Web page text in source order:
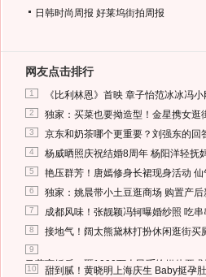
日韩时尚周报 好莱坞街拍周报
网友点击排行
1 《比利林恩》首映 章子怡范冰冰冯
2 独家：买菜也要拗造型！金星携女逛
3 京东和奶茶哪个更重要？刘强东的回
4 杨威晒照庆祝结婚8周年 杨阳洋轻抚
5 艳压群芳！唐嫣修身长裙现身活动 仙
6 独家：姚晨带小土豆逛商场 购置产后
7 成都风味！张靓颖冯轲曝婚纱照 吃
8 接地气！阔太熊黛林打扮休闲逛街买
9
马蓉离婚后，砸1000万人民币给媒体要求
10 甜到腻！黄晓明上海庆生 Baby挺孕